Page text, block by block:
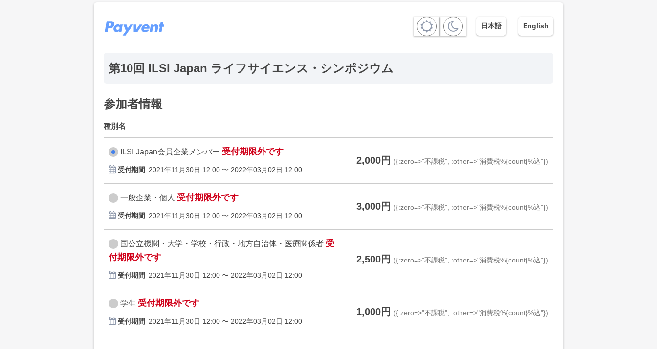
日本語 English
第10回 ILSI Japan ライフサイエンス・シンポジウム
参加者情報
種別名
ILSI Japan会員企業メンバー 受付期限外です
受付期間 2021年11月30日 12:00 〜 2022年03月02日 12:00
2,000円 ({:zero=>"不課税", :other=>"消費税%{count}%込"})
一般企業・個人 受付期限外です
受付期間 2021年11月30日 12:00 〜 2022年03月02日 12:00
3,000円 ({:zero=>"不課税", :other=>"消費税%{count}%込"})
国公立機関・大学・学校・行政・地方自治体・医療関係者 受
付期限外です
受付期間 2021年11月30日 12:00 〜 2022年03月02日 12:00
2,500円 ({:zero=>"不課税", :other=>"消費税%{count}%込"})
学生 受付期限外です
受付期間 2021年11月30日 12:00 〜 2022年03月02日 12:00
1,000円 ({:zero=>"不課税", :other=>"消費税%{count}%込"})